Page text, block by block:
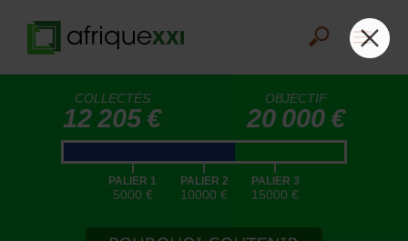
COLLECTÉS
12 205 €
OBJECTIF
20 000 €
|
PALIER 1
5000 €
|
PALIER 2
10000 €
|
PALIER 3
15000 €